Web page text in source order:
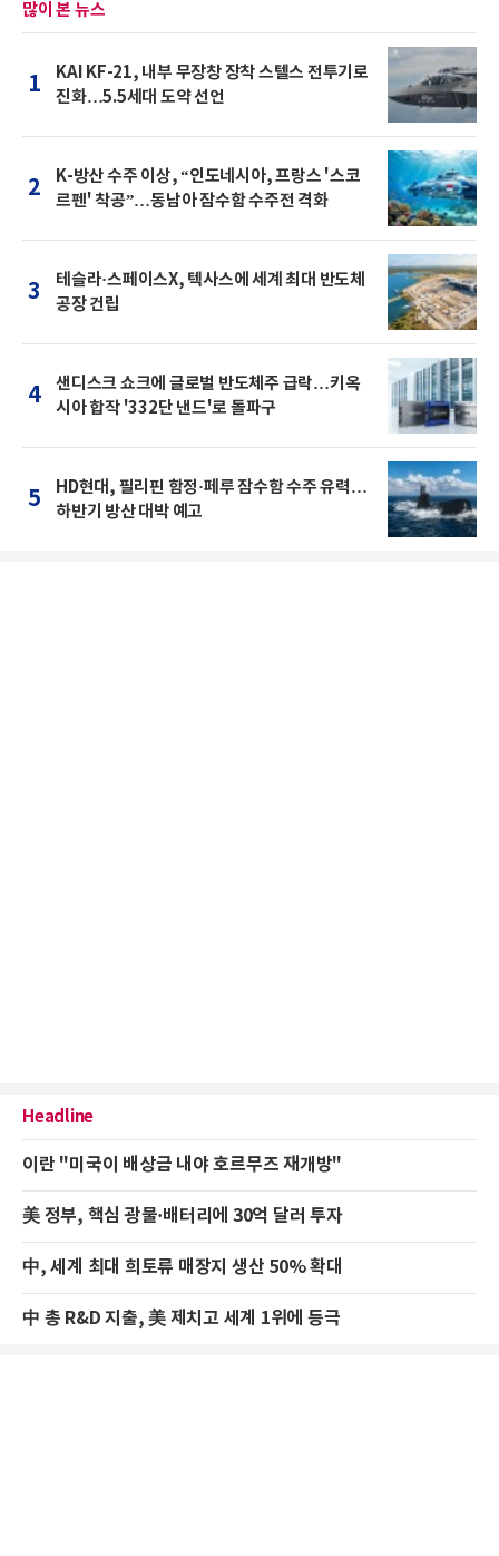
많이 본 뉴스
1
KAI KF-21, 내부 무장창 장착 스텔스 전투기로
진화…5.5세대 도약 선언
2
K-방산 수주 이상, “인도네시아, 프랑스 '스코
르펜' 착공”…동남아 잠수함 수주전 격화
3
테슬라·스페이스X, 텍사스에 세계 최대 반도체
공장 건립
4
샌디스크 쇼크에 글로벌 반도체주 급락…키옥
시아 합작 '332단 낸드'로 돌파구
5
HD현대, 필리핀 함정·페루 잠수함 수주 유력…
하반기 방산 대박 예고
Headline
이란 "미국이 배상금 내야 호르무즈 재개방"
美 정부, 핵심 광물·배터리에 30억 달러 투자
中, 세계 최대 희토류 매장지 생산 50% 확대
中 총 R&D 지출, 美 제치고 세계 1위에 등극